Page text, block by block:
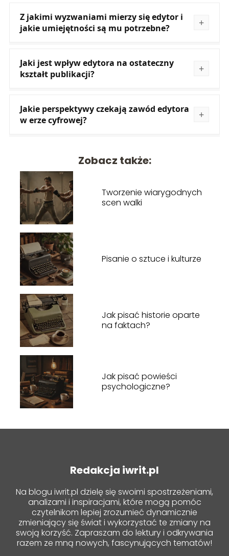
Z jakimi wyzwaniami mierzy się edytor i
jakie umiejętności są mu potrzebne?
Jaki jest wpływ edytora na ostateczny
kształt publikacji?
Jakie perspektywy czekają zawód edytora
w erze cyfrowej?
Zobacz także:
Tworzenie wiarygodnych
scen walki
Pisanie o sztuce i kulturze
Jak pisać historie oparte
na faktach?
Jak pisać powieści
psychologiczne?
Redakcja iwrit.pl
Na blogu iwrit.pl dzielę się swoimi spostrzeżeniami,
analizami i inspiracjami, które mogą pomóc
czytelnikom lepiej zrozumieć dynamicznie
zmieniający się świat i wykorzystać te zmiany na
swoją korzyść. Zapraszam do lektury i odkrywania
razem ze mną nowych, fascynujących tematów!